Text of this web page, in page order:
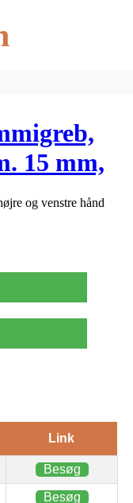
15 mm,
mm,
og venstre hånd
Link
Besøg
Besøg